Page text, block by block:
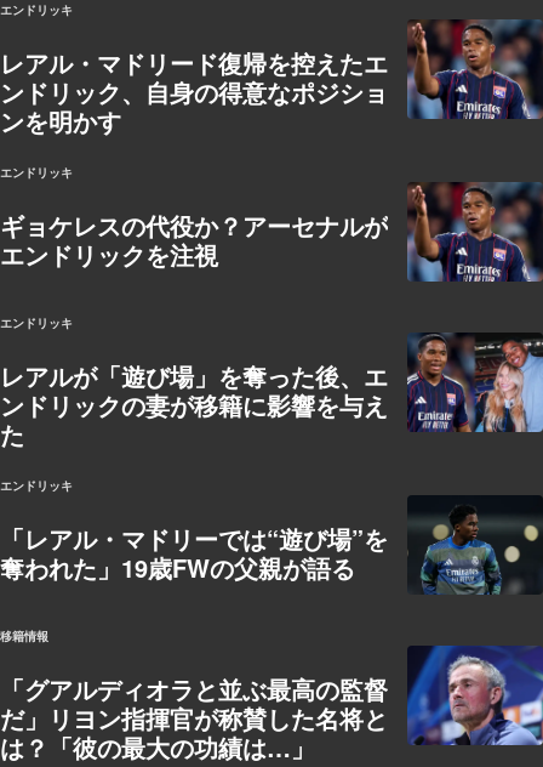
エンドリッキ
レアル・マドリード復帰を控えたエ
ンドリック、自身の得意なポジショ
ンを明かす
エンドリッキ
ギョケレスの代役か？アーセナルが
エンドリックを注視
エンドリッキ
レアルが「遊び場」を奪った後、エ
ンドリックの妻が移籍に影響を与え
た
エンドリッキ
「レアル・マドリーでは“遊び場”を
奪われた」19歳FWの父親が語る
移籍情報
「グアルディオラと並ぶ最高の監督
だ」リヨン指揮官が称賛した名将と
は？「彼の最大の功績は…」